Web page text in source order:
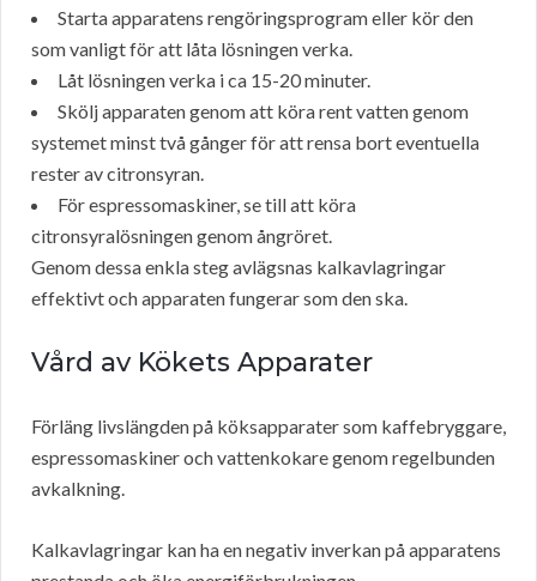
Starta apparatens rengöringsprogram eller kör den
som vanligt för att låta lösningen verka.
Låt lösningen verka i ca 15-20 minuter.
Skölj apparaten genom att köra rent vatten genom
systemet minst två gånger för att rensa bort eventuella
rester av citronsyran.
För espressomaskiner, se till att köra
citronsyralösningen genom ångröret.
Genom dessa enkla steg avlägsnas kalkavlagringar
effektivt och apparaten fungerar som den ska.
Vård av Kökets Apparater
Förläng livslängden på köksapparater som kaffebryggare,
espressomaskiner och vattenkokare genom regelbunden
avkalkning.
Kalkavlagringar kan ha en negativ inverkan på apparatens